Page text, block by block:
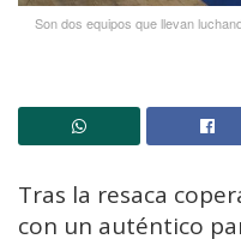
Son dos equipos que llevan
Tras la resaca
con un auténtico